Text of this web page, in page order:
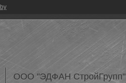
ООО "ЭДФАН СтройГрупп"